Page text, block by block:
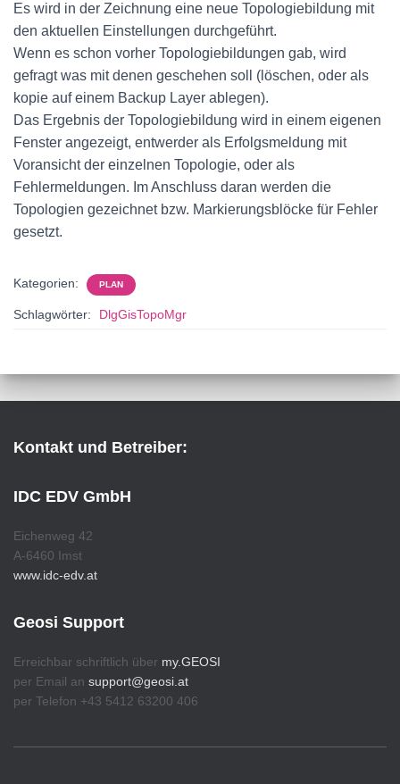
Es wird in der Zeichnung eine neue Topologiebildung mit
den aktuellen Einstellungen durchgeführt.
Wenn es schon vorher Topologiebildungen gab, wird
gefragt was mit denen geschehen soll (löschen, oder als
kopie auf einem Backup Layer ablegen).
Das Ergebnis der Topologiebildung wird in einem eigenen
Fenster angezeigt, entwerder als Erfolgsmeldung mit
Voransicht der einzelnen Topologie, oder als
Fehlermeldungen. Im Anschluss daran werden die
Topologien gezeichnet bzw. Markierungsblöcke für Fehler
gesetzt.
Kategorien: PLAN
Schlagwörter: DlgGisTopoMgr
Kontakt und Betreiber:
IDC EDV GmbH
Eichenweg 42
A-6460 Imst
www.idc-edv.at
Geosi Support
Erreichbar schriftlich über my.GEOSI
per Email an support@geosi.at
per Telefon +43 5412 63200 406